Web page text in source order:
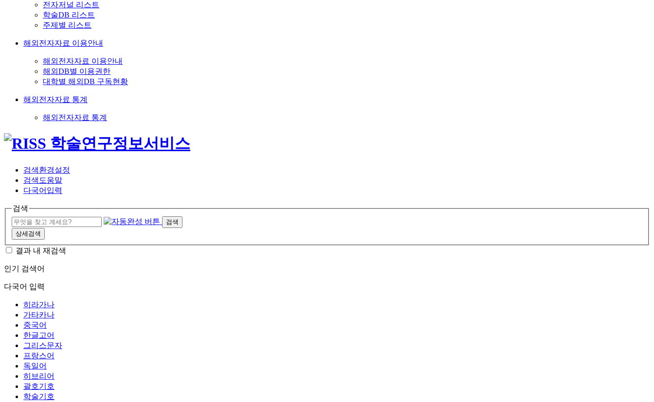
전자저널 리스트
학술DB 리스트
주제별 리스트
해외전자자료 이용안내
해외전자자료 이용안내
해외DB별 이용권한
대학별 해외DB 구독현황
해외전자자료 통계
해외전자자료 통계
검색환경설정
검색도움말
다국어입력
검색
검색
상세검색
결과 내 재검색
인기 검색어
다국어 입력
히라가나
가타카나
중국어
한글고어
그리스문자
프랑스어
독일어
히브리어
괄호기호
학술기호